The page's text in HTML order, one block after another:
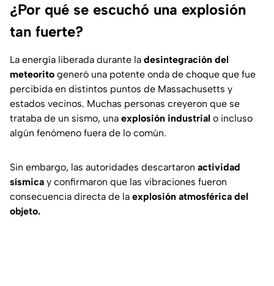
¿Por qué se escuchó una explosión
tan fuerte?
La energía liberada durante la desintegración del
meteorito generó una potente onda de choque que fue
percibida en distintos puntos de Massachusetts y
estados vecinos. Muchas personas creyeron que se
trataba de un sismo, una explosión industrial o incluso
algún fenómeno fuera de lo común.
Sin embargo, las autoridades descartaron actividad
sísmica y confirmaron que las vibraciones fueron
consecuencia directa de la explosión atmosférica del
objeto.